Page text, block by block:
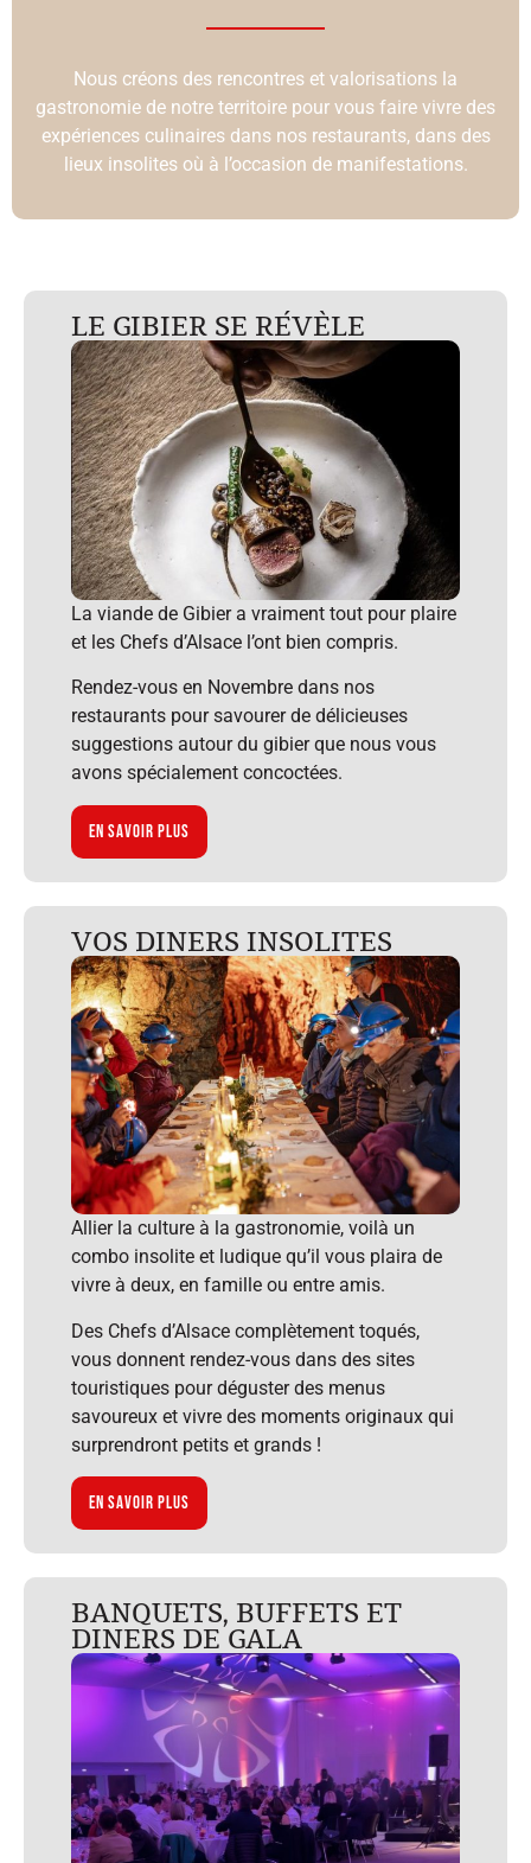
Nous créons des rencontres et valorisations la
gastronomie de notre territoire pour vous faire vivre des
expériences culinaires dans nos restaurants, dans des
lieux insolites où à l’occasion de manifestations.
LE GIBIER SE RÉVÈLE
La viande de Gibier a vraiment tout pour plaire
et les Chefs d’Alsace l’ont bien compris.
Rendez-vous en Novembre dans nos
restaurants pour savourer de délicieuses
suggestions autour du gibier que nous vous
avons spécialement concoctées.
En savoir plus
VOS DINERS INSOLITES
Allier la culture à la gastronomie, voilà un
combo insolite et ludique qu’il vous plaira de
vivre à deux, en famille ou entre amis.
Des Chefs d’Alsace complètement toqués,
vous donnent rendez-vous dans des sites
touristiques pour déguster des menus
savoureux et vivre des moments originaux qui
surprendront petits et grands !
En savoir plus
BANQUETS, BUFFETS ET
DINERS DE GALA